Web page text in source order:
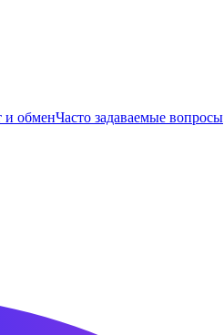
и обменЧасто задаваемые вопросы